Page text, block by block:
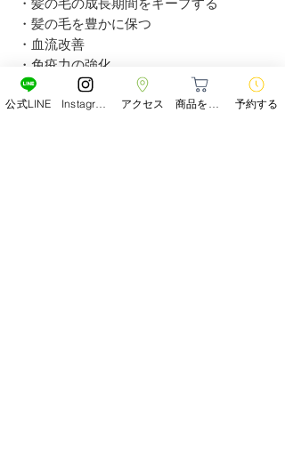
・髪の毛の成長期間をキープする
・髪の毛を豊かに保つ
・血流改善
・免疫力の強化
【カルシウム・マグネシウム】
公式LINE アクセス 予約する